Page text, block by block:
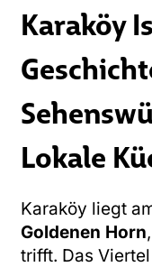
Karaköy
Lokale
Karaköy liegt
Goldenen Horn
trifft. Das